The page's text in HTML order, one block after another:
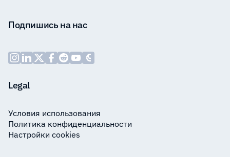
Подпишись на нас
Legal
Условия использования
Политика конфиденциальности
Настройки cookies